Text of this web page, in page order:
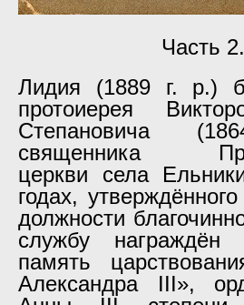
Часть 2.
Лидия (1889 г. р.)
протоиерея
Степановича
священника
церкви села
годах,
должности
службу
память
Александра III»,